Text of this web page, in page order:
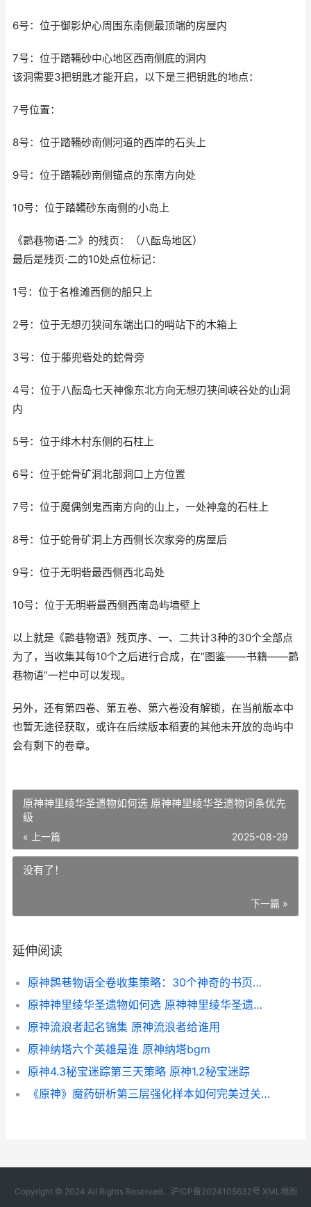
6号：位于御影炉心周围东南侧最顶端的房屋内
7号：位于踏鞴砂中心地区西南侧底的洞内
该洞需要3把钥匙才能开启，以下是三把钥匙的地点：
7号位置：
8号：位于踏鞴砂南侧河道的西岸的石头上
9号：位于踏鞴砂南侧锚点的东南方向处
10号：位于踏鞴砂东南侧的小岛上
《鹮巷物语·二》的残页：（八酝岛地区）
最后是残页·二的10处点位标记：
1号：位于名椎滩西侧的船只上
2号：位于无想刃狭间东端出口的哨站下的木箱上
3号：位于藤兜砦处的蛇骨旁
4号：位于八酝岛七天神像东北方向无想刃狭间峡谷处的山洞
内
5号：位于绯木村东侧的石柱上
6号：位于蛇骨矿洞北部洞口上方位置
7号：位于魔偶剑鬼西南方向的山上，一处神龛的石柱上
8号：位于蛇骨矿洞上方西侧长次家旁的房屋后
9号：位于无明砦最西侧西北岛处
10号：位于无明砦最西侧西南岛屿墙壁上
以上就是《鹮巷物语》残页序、一、二共计3种的30个全部点
为了，当收集其每10个之后进行合成，在“图鉴——书籍——鹮
巷物语”一栏中可以发现。
另外，还有第四卷、第五卷、第六卷没有解锁，在当前版本中
也暂无途径获取，或许在后续版本稻妻的其他未开放的岛屿中
会有剩下的卷章。
原神神里绫华圣遗物如何选 原神神里绫华圣遗物词条优先
级
« 上一篇 2025-08-29
没有了！
下一篇 »
延伸阅读
原神鹮巷物语全卷收集策略：30个神奇的书页位置总汇[多图] 原神鹮巷物语2
原神神里绫华圣遗物如何选 原神神里绫华圣遗物词条优先级
原神流浪者起名锦集 原神流浪者给谁用
原神纳塔六个英雄是谁 原神纳塔bgm
原神4.3秘宝迷踪第三天策略 原神1.2秘宝迷踪
《原神》魔药研析第三层强化样本如何完美过关 魔药原材料
Copyright © 2024 All Rights Reserved. 沪ICP备2024105632号 XML地图